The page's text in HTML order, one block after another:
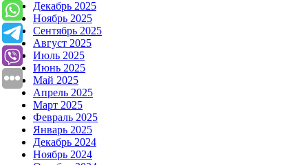
Декабрь 2025
Ноябрь 2025
Сентябрь 2025
Август 2025
Июль 2025
Июнь 2025
Май 2025
Апрель 2025
Март 2025
Февраль 2025
Январь 2025
Декабрь 2024
Ноябрь 2024